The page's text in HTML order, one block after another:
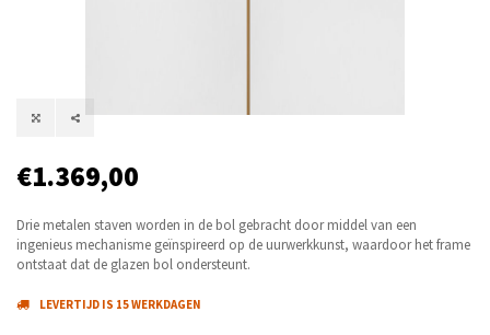
€1.369,00
Drie metalen staven worden in de bol gebracht door middel van een
ingenieus mechanisme geïnspireerd op de uurwerkkunst, waardoor het frame
ontstaat dat de glazen bol ondersteunt.
LEVERTIJD IS 15 WERKDAGEN